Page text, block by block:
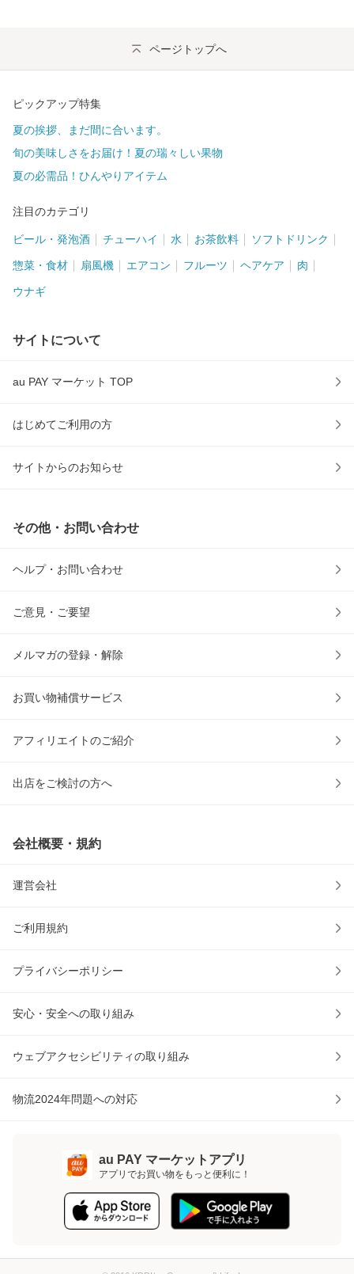
ページトップへ
ピックアップ特集
夏の挨拶、まだ間に合います。
旬の美味しさをお届け！夏の瑞々しい果物
夏の必需品！ひんやりアイテム
注目のカテゴリ
ビール・発泡酒 チューハイ 水 お茶飲料 ソフトドリンク
惣菜・食材 扇風機 エアコン フルーツ ヘアケア 肉
ウナギ
サイトについて
au PAY マーケット TOP
はじめてご利用の方
サイトからのお知らせ
その他・お問い合わせ
ヘルプ・お問い合わせ
ご意見・ご要望
メルマガの登録・解除
お買い物補償サービス
アフィリエイトのご紹介
出店をご検討の方へ
会社概要・規約
運営会社
ご利用規約
プライバシーポリシー
安心・安全への取り組み
ウェブアクセシビリティの取り組み
物流2024年問題への対応
au PAY マーケットアプリ
アプリでお買い物をもっと便利に！